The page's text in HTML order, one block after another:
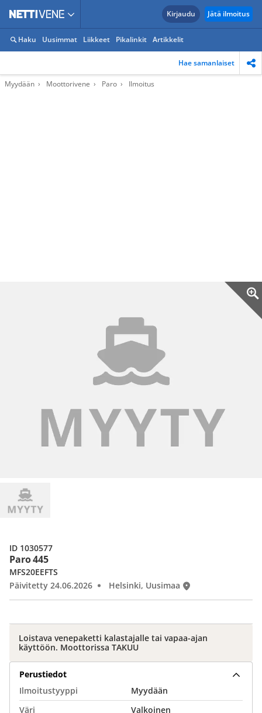
Kirjaudu Jätä ilmoitus
Haku Uusimmat Liikkeet Pikalinkit Artikkelit
Hae samanlaiset
Myydään Moottorivene Paro Ilmoitus
Paro 445
MFS20EEFTS
Päivitetty 24.06.2026
Helsinki, Uusimaa
ID 1030577
Loistava venepaketti kalastajalle tai vapaa-ajan
käyttöön. Moottorissa TAKUU
Perustiedot
Ilmoitustyyppi
Myydään
Väri
Valkoinen